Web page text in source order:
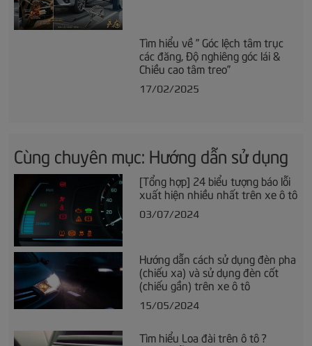
Tìm hiểu về ” Góc lệch tâm trục
các đăng, Độ nghiêng góc lái &
Chiều cao tâm treo”
17/02/2025
Cùng chuyên mục: Hướng dẫn sử dụng
[Tổng hợp] 24 biểu tượng báo lỗi
xuất hiện nhiều nhất trên xe ô tô
03/07/2024
Hướng dẫn cách sử dụng đèn pha
(chiếu xa) và sử dụng đèn cốt
(chiếu gần) trên xe ô tô
15/05/2024
Tìm hiểu Loa đài trên ô tô ?